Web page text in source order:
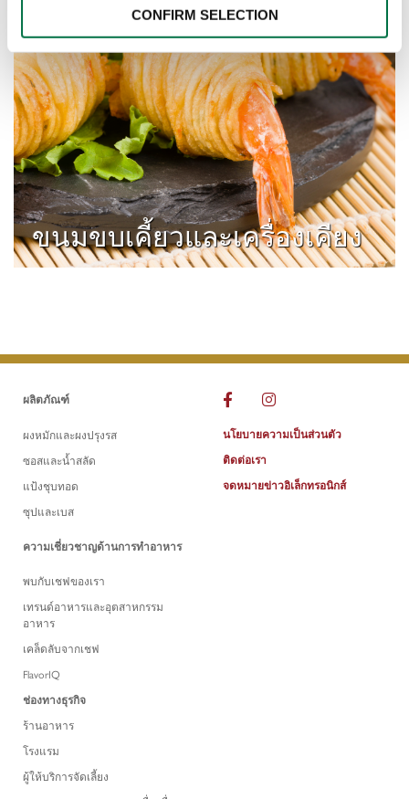
CONFIRM SELECTION
ขนมขบเคี้ยวและเครื่องเคียง
ผลิตภัณฑ์
ผงหมักและผงปรุงรส
ซอสและน้ำสลัด
แป้งชุบทอด
ซุปและเบส
ความเชี่ยวชาญด้านการทำอาหาร
พบกับเชฟของเรา
เทรนด์อาหารและอุตสาหกรรม
อาหาร
เคล็ดลับจากเชฟ
FlavorIQ
ช่องทางธุรกิจ
ร้านอาหาร
โรงแรม
ผู้ให้บริการจัดเลี้ยง
นโยบายความเป็นส่วนตัว
ติดต่อเรา
จดหมายข่าวอิเล็กทรอนิกส์